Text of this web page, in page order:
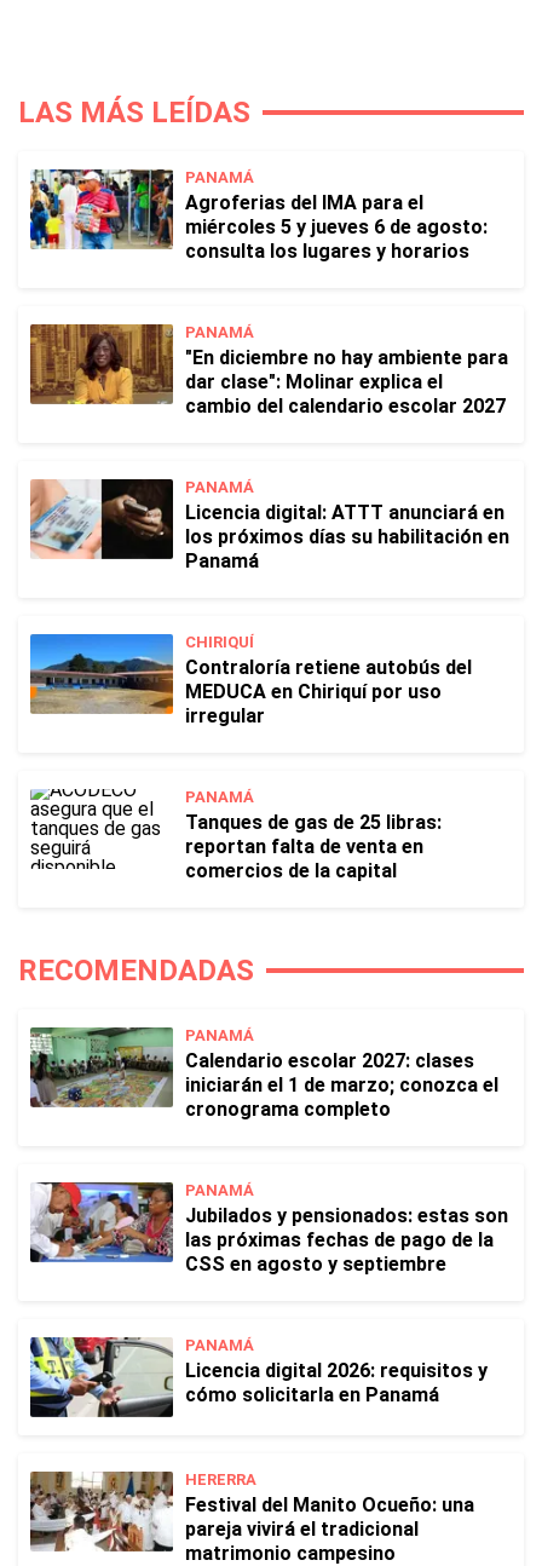
LAS MÁS LEÍDAS
PANAMÁ
Agroferias del IMA para el
miércoles 5 y jueves 6 de agosto:
consulta los lugares y horarios
PANAMÁ
"En diciembre no hay ambiente para
dar clase": Molinar explica el
cambio del calendario escolar 2027
PANAMÁ
Licencia digital: ATTT anunciará en
los próximos días su habilitación en
Panamá
CHIRIQUÍ
Contraloría retiene autobús del
MEDUCA en Chiriquí por uso
irregular
PANAMÁ
Tanques de gas de 25 libras:
reportan falta de venta en
comercios de la capital
RECOMENDADAS
PANAMÁ
Calendario escolar 2027: clases
iniciarán el 1 de marzo; conozca el
cronograma completo
PANAMÁ
Jubilados y pensionados: estas son
las próximas fechas de pago de la
CSS en agosto y septiembre
PANAMÁ
Licencia digital 2026: requisitos y
cómo solicitarla en Panamá
HERERRA
Festival del Manito Ocueño: una
pareja vivirá el tradicional
matrimonio campesino